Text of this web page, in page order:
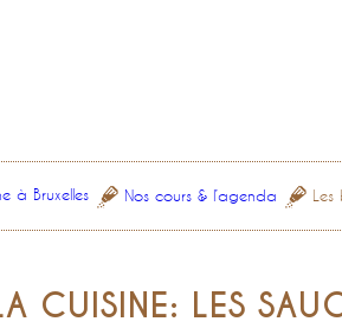
à Bruxelles Nos cours & l’agenda Les
CUISINE: LES